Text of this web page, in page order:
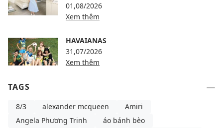
01,08/2026
Xem thêm
HAVAIANAS
31,07/2026
Xem thêm
TAGS
8/3 alexander mcqueen
Amiri
Angela Phương Trinh
áo bánh bèo